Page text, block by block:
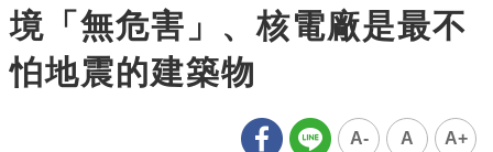
境「無危害」、核電廠是最不
怕地震的建築物
A- A A+